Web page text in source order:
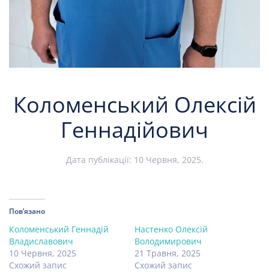
Коломенський Олексій
Геннадійович
Дата публікації: 10 Червня, 2025.
Пов’язано
Коломенський Геннадій
Владиславович
10 Червня, 2025
Схожий запис
Настенко Олексій
Володимирович
21 Травня, 2025
Схожий запис